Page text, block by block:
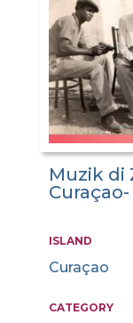
Muzik di
ISLAND
Curaçao
CATEGORY